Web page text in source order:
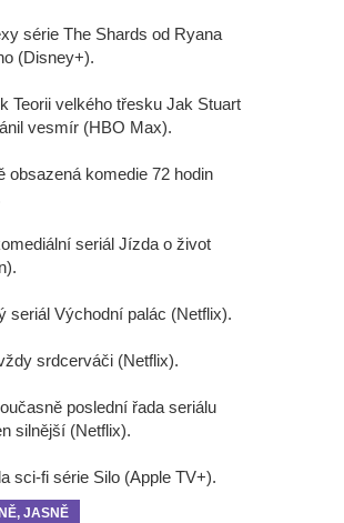
série The Shards od Ryana
(Disney+).
Teorii velkého třesku Jak Stuart
vesmír (HBO Max).
obsazená komedie 72 hodin
seriál Jízda o život
seriál Východní palác (Netflix).
srdcerváči (Netflix).
poslední řada seriálu
silnější (Netflix).
sci-fi série Silo (Apple TV+).
JASNĚ